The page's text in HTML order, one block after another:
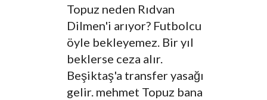
Topuz neden Rıdvan
Dilmen'i arıyor? Futbolcu
öyle bekleyemez. Bir yıl
beklerse ceza alır.
Beşiktaş'a transfer yasağı
gelir. mehmet Topuz bana